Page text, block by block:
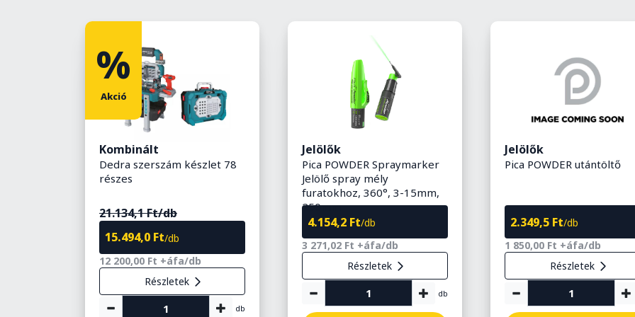
Kombinált
Dedra szerszám készlet 78
részes
21.134,1 Ft/db
15.494,0 Ft/db
12 200,00 Ft +áfa/db
Részletek
db
%
Akció
Jelölők
Pica POWDER Spraymarker
Jelölő spray mély
furatokhoz, 360°, 3-15mm,
250mm
4.154,2 Ft/db
3 271,02 Ft +áfa/db
Részletek
db
Jelölők
Pica POWDER utántöltő
2.349,5 Ft/db
1 850,00 Ft +áfa/db
Részletek